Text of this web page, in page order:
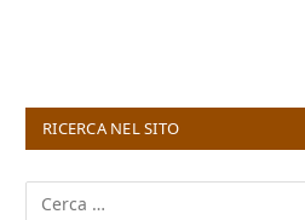
RICERCA NEL SITO